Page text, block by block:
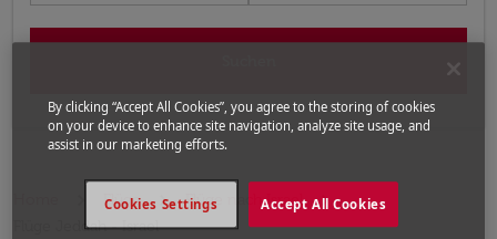
Flüge
Flüge nach Israel
Flüge Jeddah - Israel
By clicking “Accept All Cookies”, you agree to the storing of cookies
on your device to enhance site navigation, analyze site usage, and
assist in our marketing efforts.
Accept All Cookies
Cookies Settings